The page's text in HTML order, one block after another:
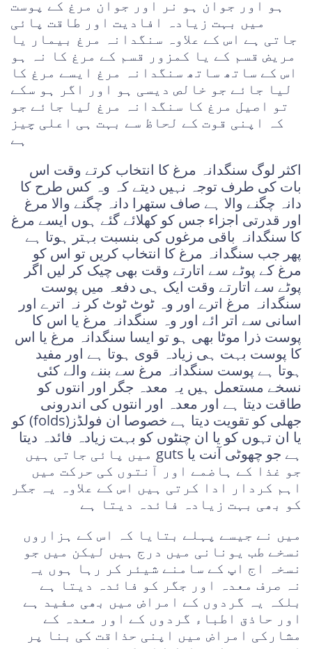
ہو اور جوان ہو نر اور جوان مرغ کے پوست
میں بہت زیادہ افادیت اور طاقت پائی
جاتی ہے اس کے علاوہ سنگدانہ مرغ بیمار یا
مریض قسم کے یا کمزور قسم کے مرغ کا نہ ہو
اس کے ساتھ ساتھ سنگدانہ مرغ ایسے مرغ کا
لیا جائے جو خالص دیسی ہو اور اگر ہو سکے
تو اصیل مرغ کا سنگدانہ مرغ لیا جائے جو
کہ اپنی قوت کے لحاظ سے بہت ہی اعلی چیز
ہے
اکثر لوگ سنگدانہ مرغ کا انتخاب کرتے وقت اس
بات کی طرف توجہ نہیں دیتے کہ وہ کس طرح کا
دانہ چگنے والا ہے صاف ستھرا دانہ چگنے والا مرغ
اور قدرتی اجزاء جس کو کھلائے گئے ہوں ایسے مرغ
کا سنگدانہ باقی مرغوں کی بنسبت بہتر ہوتا ہے
پھر جب سنگدانہ مرغ کا انتخاب کریں تو اس کو
مرغ کے پوٹے سے اتارتے وقت بھی چیک کر لیں اگر
پوٹے سے اتارتے وقت ایک ہی دفعہ میں پوست
سنگدانہ مرغ اترے اور وہ ٹوٹ ٹوٹ کر نہ اترے اور
اسانی سے اتر ائے اور وہ سنگدانہ مرغ یا اس کا
پوست ذرا موٹا بھی ہو تو ایسا سنگدانہ مرغ یا اس
کا پوست بہت ہی زیادہ قوی ہوتا ہے اور مفید
ہوتا ہے پوست سنگدانہ مرغ سے بننے والے کئی
نسخے مستعمل ہیں یہ معدہ جگر اور انتوں کو
طاقت دیتا ہے اور معدہ اور انتوں کی اندرونی
جھلی کو تقویت دیتا ہے خصوصا ان فولڈز(folds) کو
یا ان تہوں کو یا ان چنٹوں کو بہت زیادہ فائدہ دیتا
ہے جو چھوٹی آنت یا guts میں پائی جاتی ہیں
جو غذا کے ہاضمے اور آنتوں کی حرکت میں
اہم کردار ادا کرتی ہیں اس کے علاوہ یہ جگر
کو بھی بہت زیادہ فائدہ دیتا ہے
میں نے جیسے پہلے بتایا کہ اس کے ہزاروں
نسخے طب یونانی میں درج ہیں لیکن میں جو
نسخہ اج اپ کے سامنے شیئر کر رہا ہوں یہ
نہ صرف معدہ اور جگر کو فائدہ دیتا ہے
بلکہ یہ گردوں کے امراض میں بھی مفید ہے
اور حاذق اطباء گردوں کے اور معدہ کے
مشارکی امراض میں اپنی حذاقت کی بنا پر